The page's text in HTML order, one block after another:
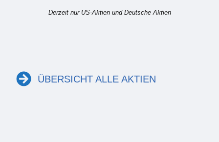
Derzeit nur US-Aktien und Deutsche Aktien
ÜBERSICHT ALLE AKTIEN